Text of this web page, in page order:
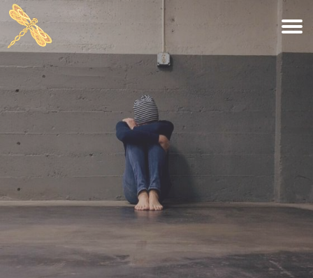
BLOGS
RETRAITES
RETRAITE: KLEURRIJK JEZELF ZIJN